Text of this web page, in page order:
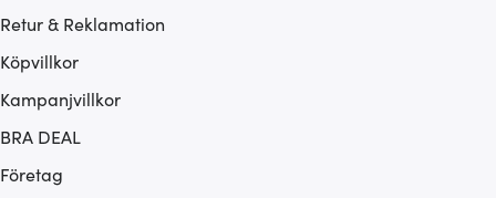
Retur & Reklamation
Köpvillkor
Kampanjvillkor
BRA DEAL
Företag